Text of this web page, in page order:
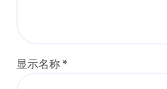
显示名称 *